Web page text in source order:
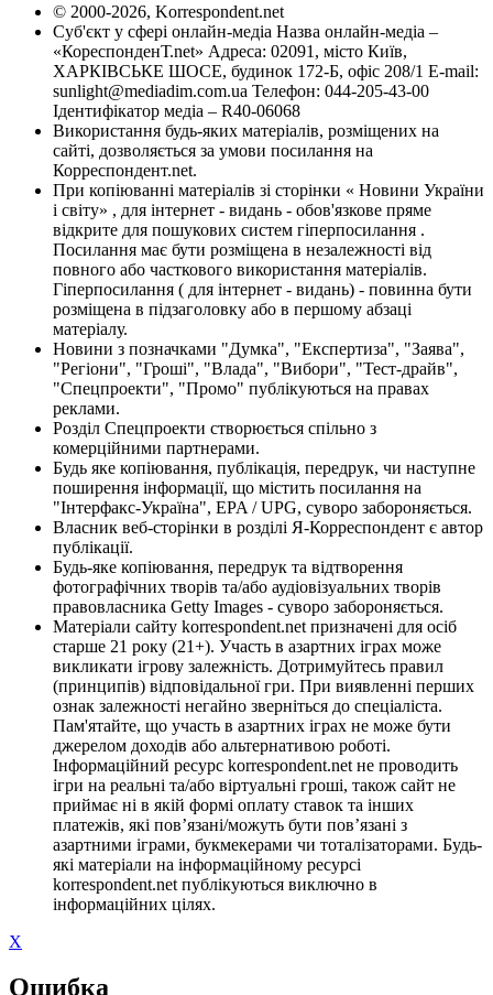
© 2000-2026, Korrespondent.net
Суб'єкт у сфері онлайн-медіа Назва онлайн-медіа –
«КореспонденТ.net» Адреса: 02091, місто Київ,
ХАРКІВСЬКЕ ШОСЕ, будинок 172-Б, офіс 208/1 E-mail:
sunlight@mediadim.com.ua Телефон: 044-205-43-00
Ідентифікатор медіа – R40-06068
Використання будь-яких матеріалів, розміщених на
сайті, дозволяється за умови посилання на
Корреспондент.net.
При копіюванні матеріалів зі сторінки « Новини України
і світу» , для інтернет - видань - обов'язкове пряме
відкрите для пошукових систем гіперпосилання .
Посилання має бути розміщена в незалежності від
повного або часткового використання матеріалів.
Гіперпосилання ( для інтернет - видань) - повинна бути
розміщена в підзаголовку або в першому абзаці
матеріалу.
Новини з позначками "Думка", "Експертиза", "Заява",
"Регіони", "Гроші", "Влада", "Вибори", "Тест-драйв",
"Спецпроекти", "Промо" публікуються на правах
реклами.
Розділ Спецпроекти створюється спільно з
комерційними партнерами.
Будь яке копіювання, публікація, передрук, чи наступне
поширення інформації, що містить посилання на
"Інтерфакс-Україна", EPA / UPG, суворо забороняється.
Власник веб-сторінки в розділі Я-Корреспондент є автор
публікації.
Будь-яке копіювання, передрук та відтворення
фотографічних творів та/або аудіовізуальних творів
правовласника Getty Images - суворо забороняється.
Матеріали сайту korrespondent.net призначені для осіб
старше 21 року (21+). Участь в азартних іграх може
викликати ігрову залежність. Дотримуйтесь правил
(принципів) відповідальної гри. При виявленні перших
ознак залежності негайно зверніться до спеціаліста.
Пам'ятайте, що участь в азартних іграх не може бути
джерелом доходів або альтернативою роботі.
Інформаційний ресурс korrespondent.net не проводить
ігри на реальні та/або віртуальні гроші, також сайт не
приймає ні в якій формі оплату ставок та інших
платежів, які пов’язані/можуть бути пов’язані з
азартними іграми, букмекерами чи тоталізаторами. Будь-
які матеріали на інформаційному ресурсі
korrespondent.net публікуються виключно в
інформаційних цілях.
X
Ошибка